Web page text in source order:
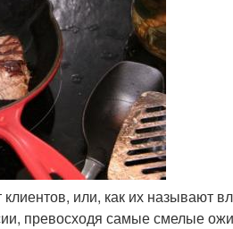
или, как их называют
превосходя самые смелые